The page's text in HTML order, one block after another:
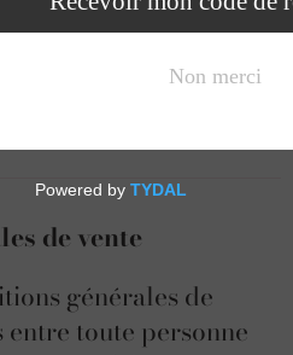
de vente
générales de
toute personne